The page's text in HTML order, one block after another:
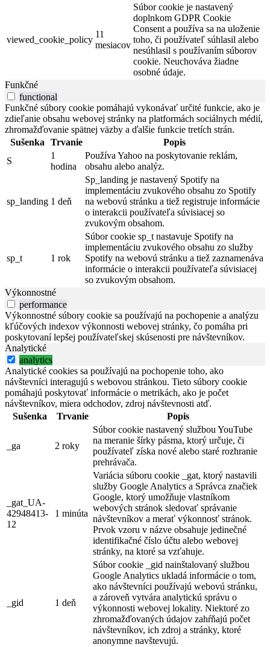
viewed_cookie_policy
11
mesiacov
Súbor cookie je nastavený
doplnkom GDPR Cookie
Consent a používa sa na uloženie
toho, či používateľ súhlasil alebo
nesúhlasil s používaním súborov
cookie. Neuchováva žiadne
osobné údaje.
Funkčné
functional
Funkčné súbory cookie pomáhajú vykonávať určité funkcie, ako je
zdieľanie obsahu webovej stránky na platformách sociálnych médií,
zhromažďovanie spätnej väzby a ďalšie funkcie tretích strán.
Sušenka
Trvanie
Popis
S
1
hodina
Používa Yahoo na poskytovanie reklám,
obsahu alebo analýz.
sp_landing 1 deň
Sp_landing je nastavený Spotify na
implementáciu zvukového obsahu zo Spotify
na webovú stránku a tiež registruje informácie
o interakcii používateľa súvisiacej so
zvukovým obsahom.
sp_t 1 rok
Súbor cookie sp_t nastavuje Spotify na
implementáciu zvukového obsahu zo služby
Spotify na webovú stránku a tiež zaznamenáva
informácie o interakcii používateľa súvisiacej
so zvukovým obsahom.
Výkonnostné
performance
Výkonnostné súbory cookie sa používajú na pochopenie a analýzu
kľúčových indexov výkonnosti webovej stránky, čo pomáha pri
poskytovaní lepšej používateľskej skúsenosti pre návštevníkov.
Analytické
analytics
Analytické cookies sa používajú na pochopenie toho, ako
návštevníci interagujú s webovou stránkou. Tieto súbory cookie
pomáhajú poskytovať informácie o metrikách, ako je počet
návštevníkov, miera odchodov, zdroj návštevnosti atď.
Sušenka
Trvanie Popis
_ga 2 roky
Súbor cookie nastavený službou YouTube
na meranie šírky pásma, ktorý určuje, či
používateľ získa nové alebo staré rozhranie
prehrávača.
_gat_UA-
42948413-
12
1 minúta
Variácia súboru cookie _gat, ktorý nastavili
služby Google Analytics a Správca značiek
Google, ktorý umožňuje vlastníkom
webových stránok sledovať správanie
návštevníkov a merať výkonnosť stránok.
Prvok vzoru v názve obsahuje jedinečné
identifikačné číslo účtu alebo webovej
stránky, na ktoré sa vzťahuje.
_gid 1 deň
Súbor cookie _gid nainštalovaný službou
Google Analytics ukladá informácie o tom,
ako návštevníci používajú webovú stránku,
a zároveň vytvára analytickú správu o
výkonnosti webovej lokality. Niektoré zo
zhromažďovaných údajov zahŕňajú počet
návštevníkov, ich zdroj a stránky, ktoré
anonymne navštevujú.